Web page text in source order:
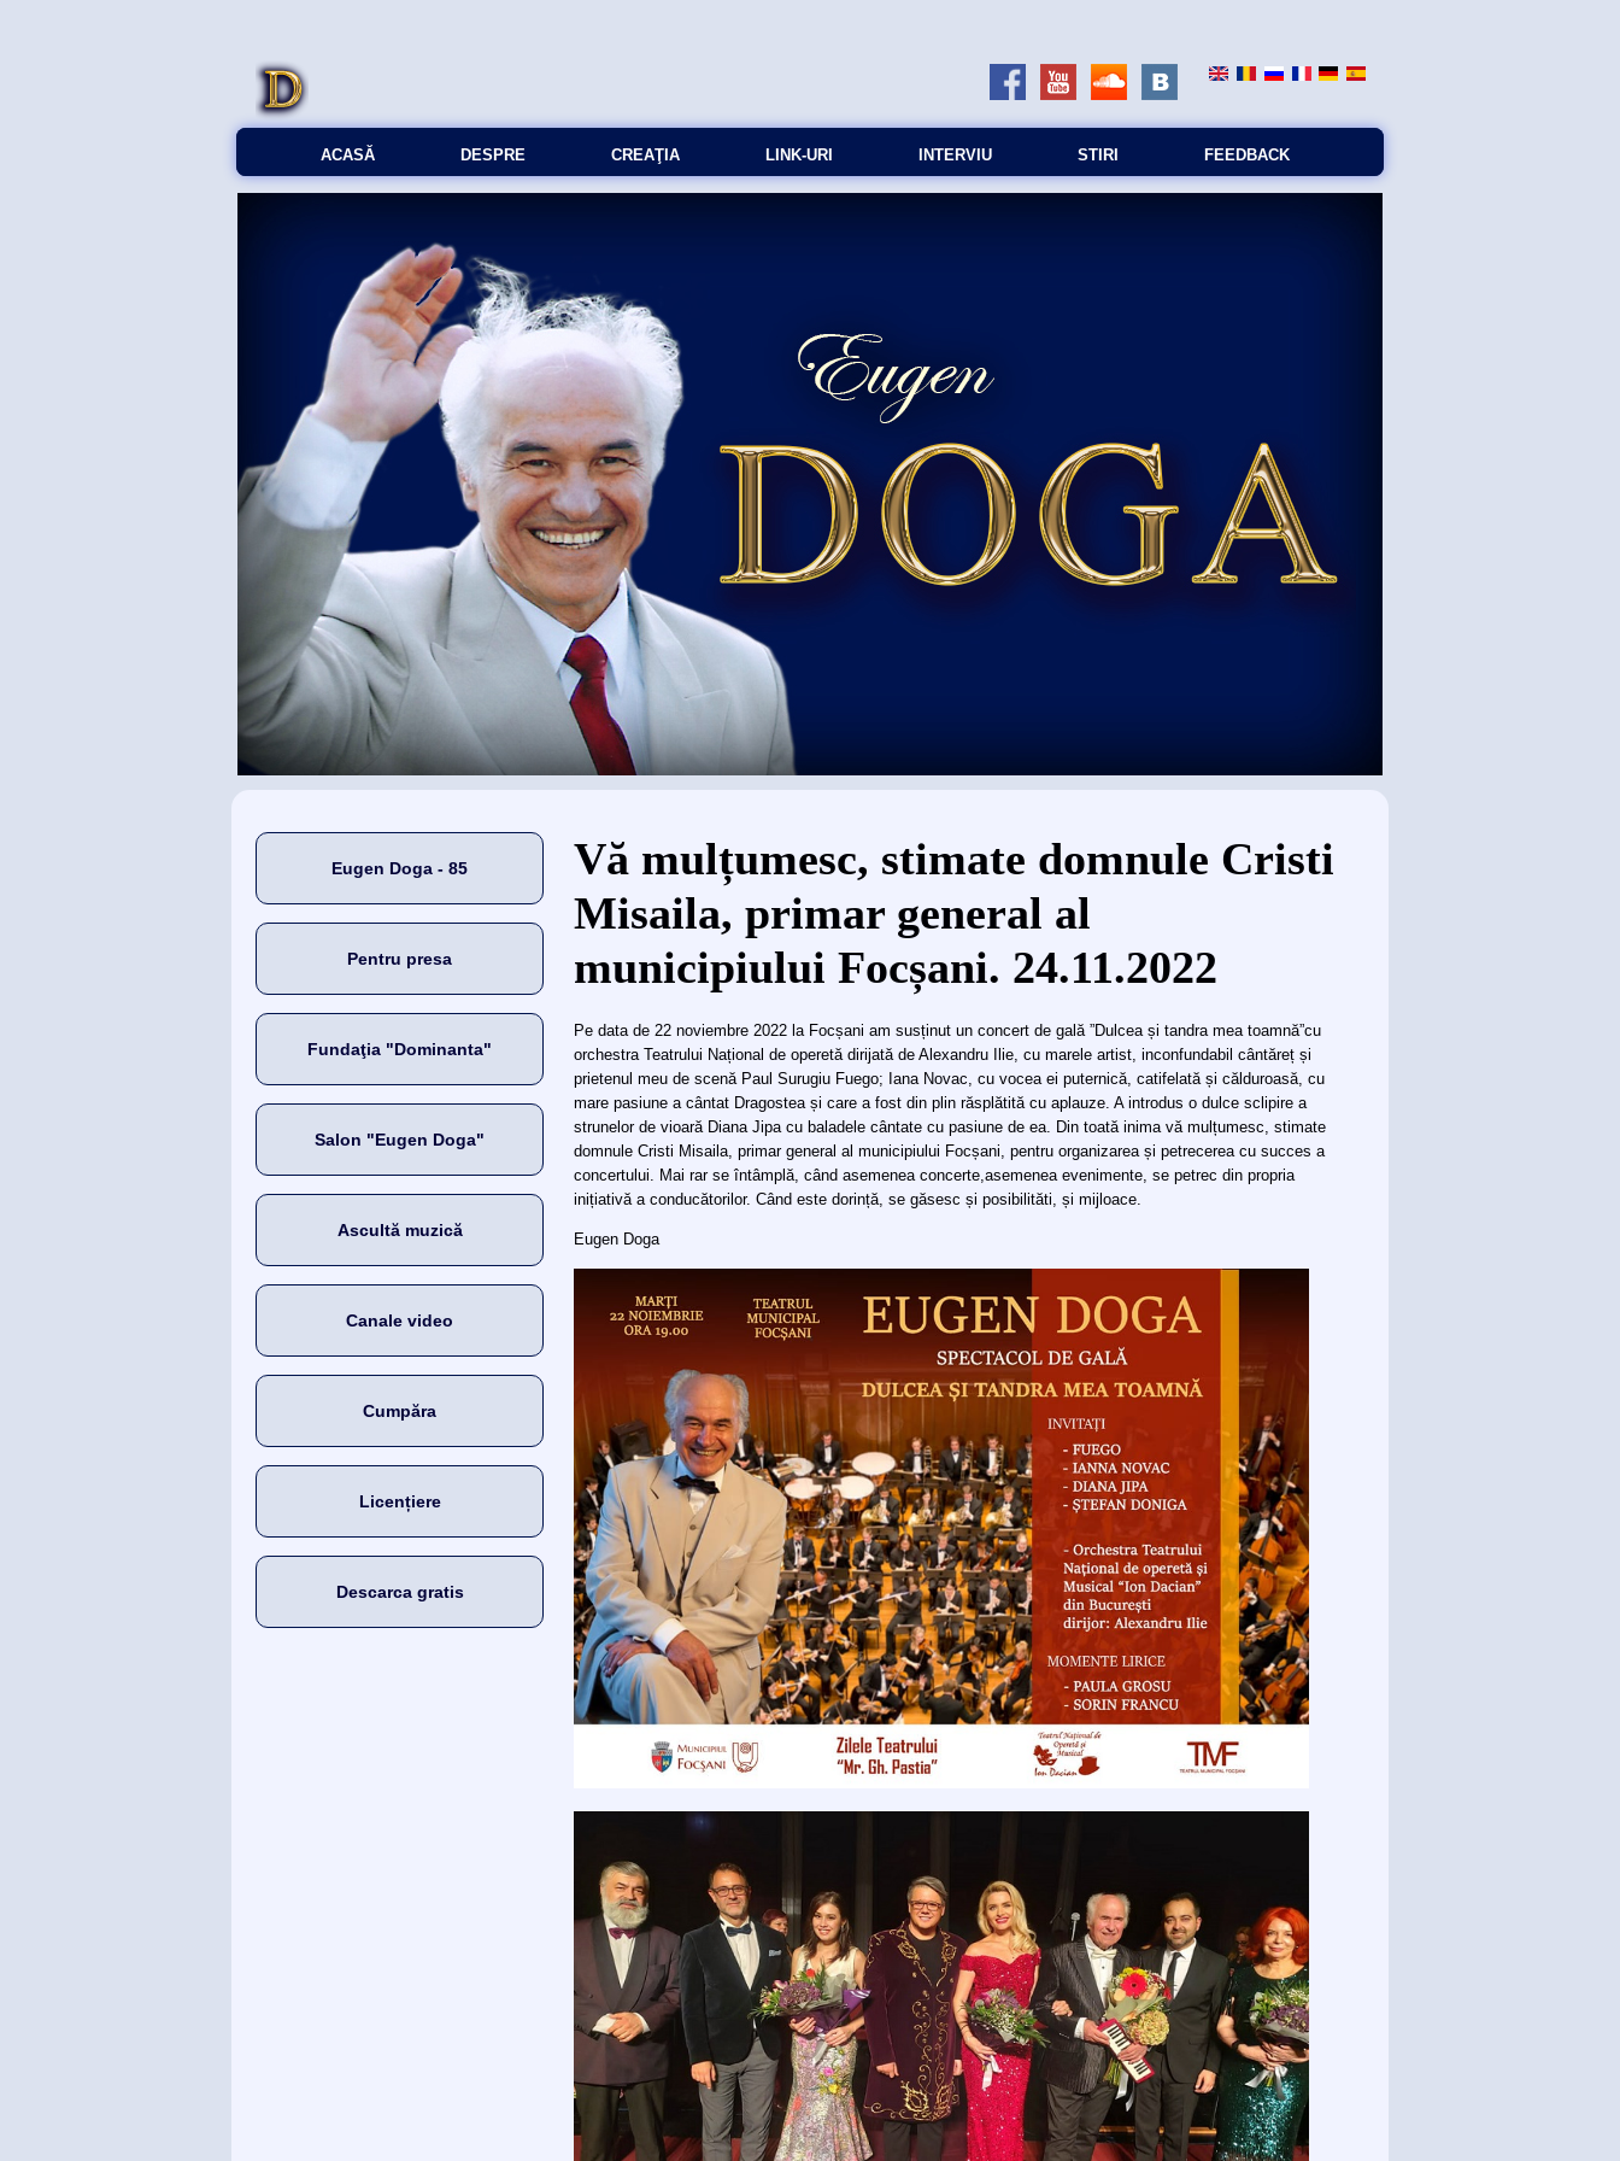
ACASĂ DESPRE CREAŢIA LINK-URI INTERVIU STIRI FEEDBACK
Eugen Doga - 85
Pentru presa
Fundaţia "Dominanta"
Salon "Eugen Doga"
Ascultă muzică
Canale video
Cumpăra
Licențiere
Descarca gratis
Eşti aici
Vă mulțumesc, stimate domnule Cristi
Misaila, primar general al
municipiului Focșani. 24.11.2022
Pe data de 22 noviembre 2022 la Focșani am susținut un concert de gală ”Dulcea și tandra mea toamnă”cu
orchestra Teatrului Național de operetă dirijată de Alexandru Ilie, cu marele artist, inconfundabil cântăreț și
prietenul meu de scenă Paul Surugiu Fuego; Iana Novac, cu vocea ei puternică, catifelată și călduroasă, cu
mare pasiune a cântat Dragostea și care a fost din plin răsplătită cu aplauze. A introdus o dulce sclipire a
strunelor de vioară Diana Jipa cu baladele cântate cu pasiune de ea. Din toată inima vă mulțumesc, stimate
domnule Cristi Misaila, primar general al municipiului Focșani, pentru organizarea și petrecerea cu succes a
concertului. Mai rar se întâmplă, când asemenea concerte,asemenea evenimente, se petrec din propria
inițiativă a conducătorilor. Când este dorință, se găsesc și posibilităti, și mijloace.
Eugen Doga